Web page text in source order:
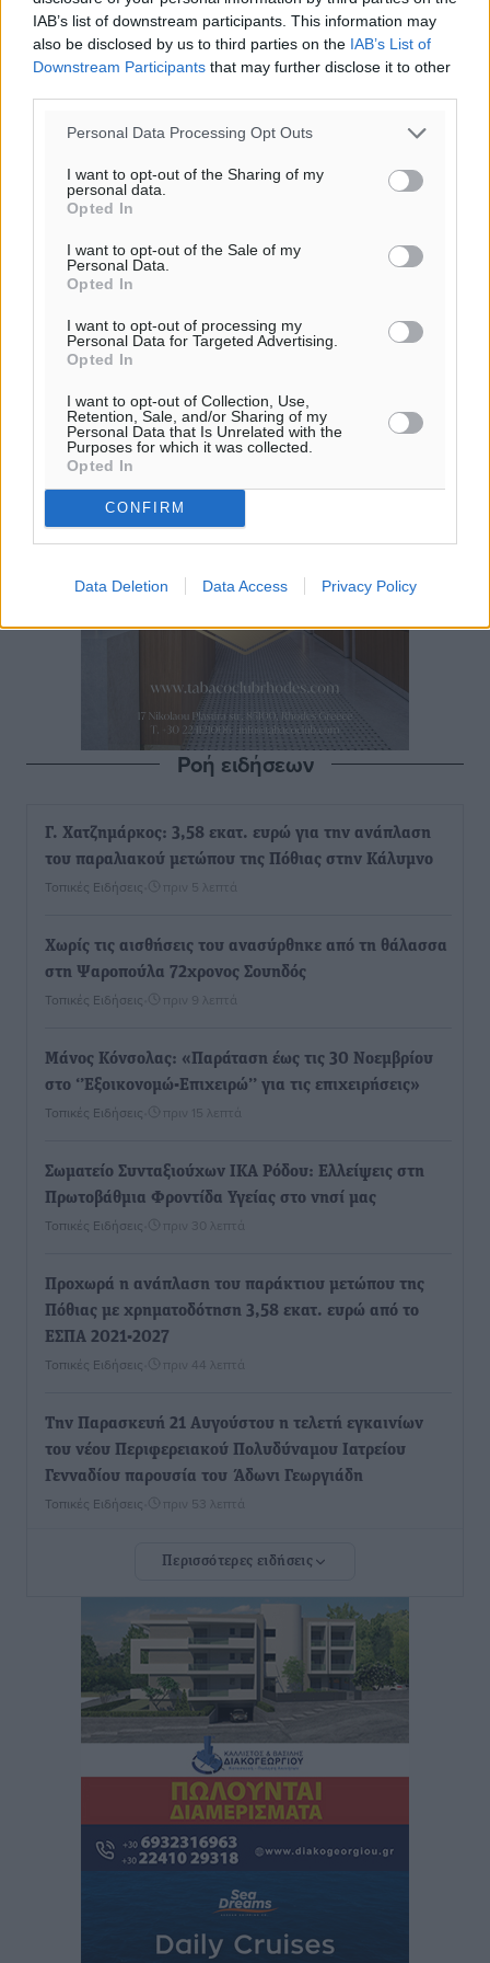
IAB’s list of downstream participants. This information may
also be disclosed by us to third parties on the IAB’s List of
Downstream Participants that may further disclose it to other
Personal Data Processing Opt Outs
I want to opt-out of the Sharing of my
personal data.
Opted In
I want to opt-out of the Sale of my
Personal Data.
Opted In
I want to opt-out of processing my
Personal Data for Targeted Advertising.
Opted In
I want to opt-out of Collection, Use,
Retention, Sale, and/or Sharing of my
Personal Data that Is Unrelated with the
Purposes for which it was collected.
Opted In
CONFIRM
Data Deletion Data Access Privacy Policy
Ροή ειδήσεων
Γ. Χατζημάρκος: 3,58 εκατ. ευρώ για την ανάπλαση
του παραλιακού μετώπου της Πόθιας στην Κάλυμνο
Τοπικές Ειδήσεις πριν 5 λεπτά
Χωρίς τις αισθήσεις του ανασύρθηκε από τη θάλασσα
στη Ψαροπούλα 72χρονος Σουηδός
Τοπικές Ειδήσεις πριν 9 λεπτά
Μάνος Κόνσολας: «Παράταση έως τις 30 Νοεμβρίου
στο ‘’Εξοικονομώ-Επιχειρώ’’ για τις επιχειρήσεις»
Τοπικές Ειδήσεις πριν 15 λεπτά
Σωματείο Συνταξιούχων ΙΚΑ Ρόδου: Ελλείψεις στη
Πρωτοβάθμια Φροντίδα Υγείας στο νησί μας
Τοπικές Ειδήσεις πριν 30 λεπτά
Προχωρά η ανάπλαση του παράκτιου μετώπου της
Πόθιας με χρηματοδότηση 3,58 εκατ. ευρώ από το
ΕΣΠΑ 2021-2027
Τοπικές Ειδήσεις πριν 44 λεπτά
Την Παρασκευή 21 Αυγούστου η τελετή εγκαινίων
του νέου Περιφερειακού Πολυδύναμου Ιατρείου
Γενναδίου παρουσία του Άδωνι Γεωργιάδη
Τοπικές Ειδήσεις πριν 53 λεπτά
Στη Λέρο ο πρόεδρος του ΠΑΣΟΚ Νίκος Ανδρουλάκης
Στα 2-2,35 GW ο στόχος για τα πρώτα υπεράκτια
αιολικά πάρκα που θα λειτουργήσουν στη χώρα μας
Ειδήσεις• πριν 3 ώρες
Η Ελλάδα κρατά το τουριστικό momentum, παρά τις
γεωπολιτικές αναταράξεις
πριν 3 ώρες
της Πολιτικής Προστασίας και ο Χάρτης Πρόβλεψης
πριν 3 ώρες
Περισσότερες ειδήσεις